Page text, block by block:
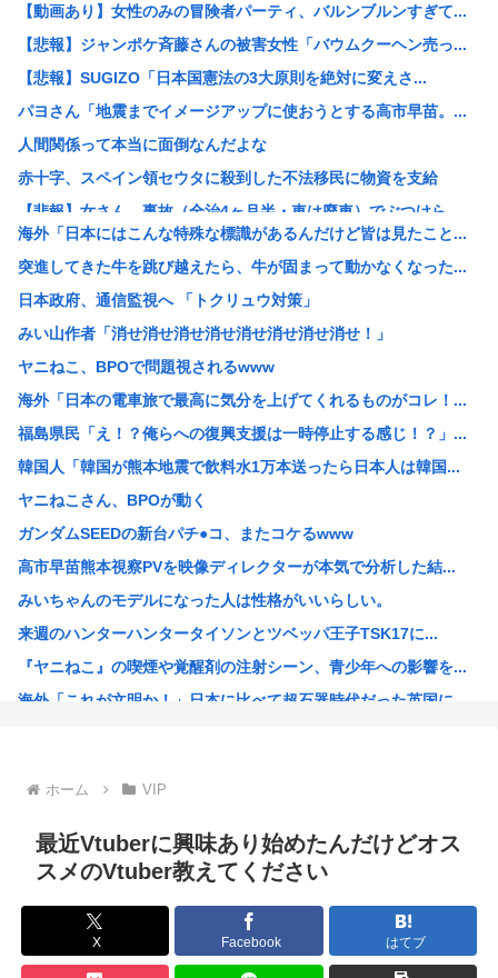
【動画あり】女性のみの冒険者パーティ、バルンブルンすぎて...
【悲報】ジャンポケ斉藤さんの被害女性「バウムクーヘン売っ...
【悲報】SUGIZO「日本国憲法の3大原則を絶対に変えさ...
パヨさん「地震までイメージアップに使おうとする高市早苗。...
人間関係って本当に面倒なんだよな
赤十字、スペイン領セウタに殺到した不法移民に物資を支給
【悲報】女さん、事故（全治4ヶ月半・車は廃車）でぶつけら...
高市早苗熊本視察PVを映像ディレクターが本気で分析した結...
ゼレンスキー大統領「日本の支援は大きくない」3兆円も支援...
【ひろゆき他】Xのインフルエンサー達「高市さぁ、為替介入...
前泊博盛氏「私が総理大臣になったら中国に謝罪しに行きます...
【画像】ひなこのーと作者、またも一線を超える(朝活～くぱ...
【速報】NHKの性被害問題、性加害した番組出演者が衝撃告...
仲居さんに「ありがとう」と言うエッヂャー、袋叩きにされて...
円は年末149円へ、BofA予想修正 協調介入に加え日銀...
【消費減税】日本の社会保障、岐路に 財源5兆円見通し立た...
高市「永住許可が出たら生活保護貰おうなんて外国人が増えて...
最近の若年、芸能人を全然知らないwww
秋田にアラブが2兆円の投資決定
イランがホルムズ海峡を通航する全商船に7%の通航料を課す...
【悲報】ちいかわ原作セイレーン編リアルタイム勢「つまんね...
海外「日本にはこんな特殊な標識があるんだけど皆は見たこと...
突進してきた牛を跳び越えたら、牛が固まって動かなくなった...
日本政府、通信監視へ 「トクリュウ対策」
みい山作者「消せ消せ消せ消せ消せ消せ消せ消せ！」
ヤニねこ、BPOで問題視されるwww
海外「日本の電車旅で最高に気分を上げてくれるものがコレ！...
福島県民「え！？俺らへの復興支援は一時停止する感じ！？」...
韓国人「韓国が熊本地震で飲料水1万本送ったら日本人は韓国...
ヤニねこさん、BPOが動く
ガンダムSEEDの新台パチ●コ、またコケるwww
高市早苗熊本視察PVを映像ディレクターが本気で分析した結...
みいちゃんのモデルになった人は性格がいいらしい。
来週のハンターハンタータイソンとツベッパ王子TSK17に...
『ヤニねこ』の喫煙や覚醒剤の注射シーン、青少年への影響を...
海外「これが文明か！」日本に比べて超石器時代だった英国に...
「安倍晋三」「麻生太郎」「石原慎太郎」「高市早苗」 無礼...
漫画「人間を舐めるなよ…！」←こういう展開好きなんやが
ハンターハンター、とんでもねえ伏線が発掘されるwww
韓国、日本で韓国籍のインフルエンサーが7台の車に当て逃げ...
【海外の反応】 なぜイチローはあんなに敬遠四球が多かった...
ホーム VIP
最近Vtuberに興味あり始めたんだけどオス
スメのVtuber教えてください
X Facebook はてブ